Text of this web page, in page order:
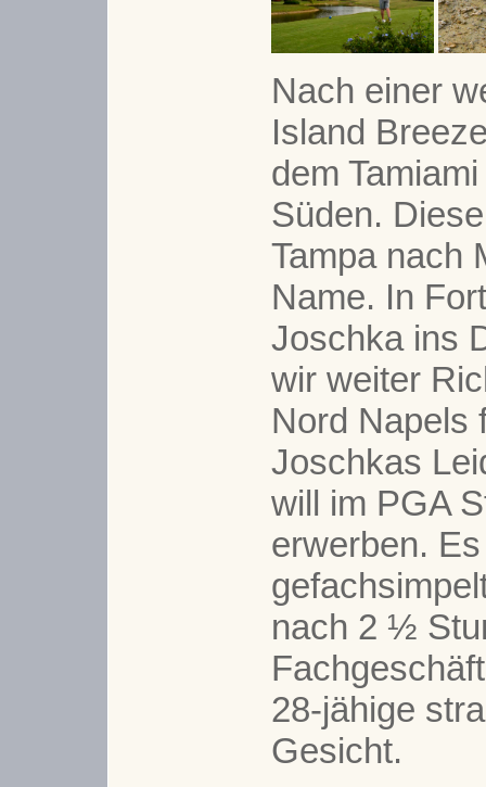
Nach einer
Island
dem
Süden.
Tampa nach
Name. In
Joschka ins
wir weiter
Nord Napels
Joschkas
will im PGA
erwerben.
nach 2 ½
28-jähige
Gesicht.